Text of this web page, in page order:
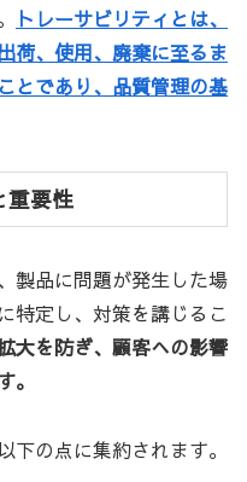
トレーサビリティとは、
荷、使用、廃棄に至るま
とであり、品質管理の基
重要性
製品に問題が発生した場
特定し、対策を講じるこ
大を防ぎ、顧客への影響
。
下の点に集約されます。